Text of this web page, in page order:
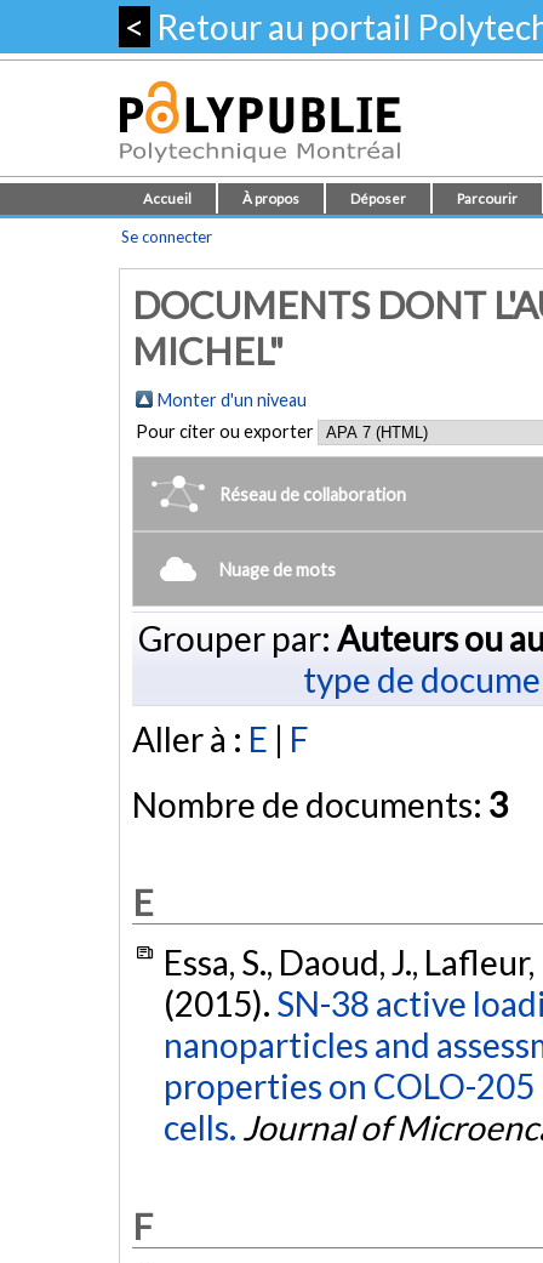
< Retour au portail
Accueil À propos Déposer Parcourir
Se connecter
DOCUMENTS DONT
MICHEL"
Monter d'un niveau
Pour citer ou exporter
Réseau de collaboration
Nuage de mots
Grouper par: Auteurs ou
type de
Aller à : E | F
Nombre de documents: 3
E
Essa, S., Daoud, J.,
(2015). SN-38 active
nanoparticles and
properties on COLO-
cells. Journal of
F